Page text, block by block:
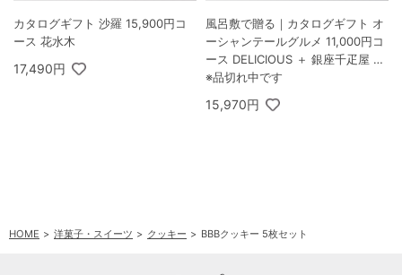
カタログギフト 沙羅 15,900円コ
ース 花水木
17,490円
風呂敷で贈る｜カタログギフト オ
ーシャンテールグルメ 11,000円コ
ース DELICIOUS ＋ 銀座千疋屋 銀
座フルーツフィナンシェ 8個入
※品切れ中です
15,970円
HOME 洋菓子・スイーツ クッキー BBBクッキー 5枚セット